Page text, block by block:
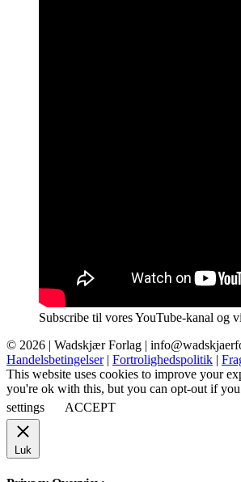
Subscribe til vores YouTube-kanal og
© 2026 | Wadskjær Forlag |
Handelsbetingelser| Fortrolighedspolitik |
This website uses cookies to improve your
you're ok with this, but you can opt-out if
settings
ACCEPT
Luk